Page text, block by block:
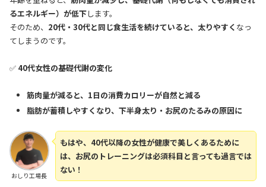
るエネルギー）が低下します。
そのため、 20代・30代と同じ食生活を続けていると、太りやすく なっ
てしまうのです。
✅ 40代女性の基礎代謝の変化
筋肉量が減ると、1日の消費カロリーが自然と減る
脂肪が蓄積しやすくなり、下半身太り・お尻のたるみの原因に
おしり工場長
もはや、40代以降の女性が健康で美しくあるために
は、お尻のトレーニングは必須科目と言っても過言では
ない！